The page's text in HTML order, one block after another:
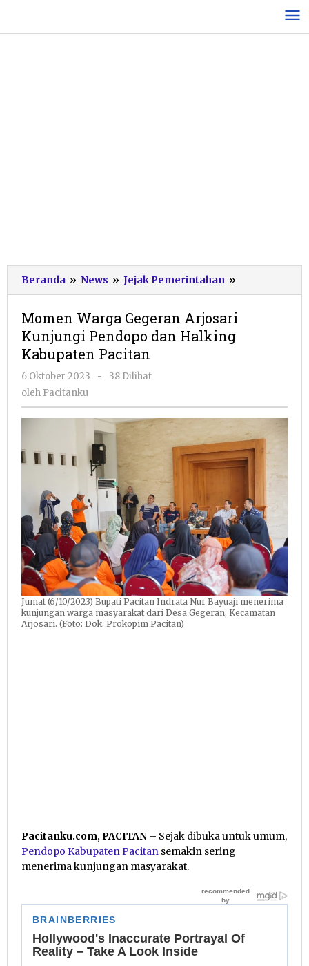
konten
Beranda » News » Jejak Pemerintahan »
Warga
Pacitan
Momen Warga Gegeran Arjosari
Kunjungi Pendopo dan Halking
Kabupaten Pacitan
6 Oktober 2023
oleh
-
38 Dilihat
oleh Pacitanku
Jumat (6/10/2023) Bupati Pacitan Indrata Nur Bayuaji menerima
kunjungan warga masyarakat dari Desa Gegeran, Kecamatan
Arjosari. (Foto: Dok. Prokopim Pacitan)
Pacitanku.com, PACITAN – Sejak dibuka untuk umum,
Pendopo Kabupaten Pacitan semakin sering
menerima kunjungan masyarakat.